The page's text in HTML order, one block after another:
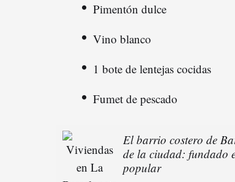
Pimentón dulce
Vino blanco
1 bote de lentejas cocidas
Fumet de pescado
El barrio costero de
de la ciudad: fundado
popular